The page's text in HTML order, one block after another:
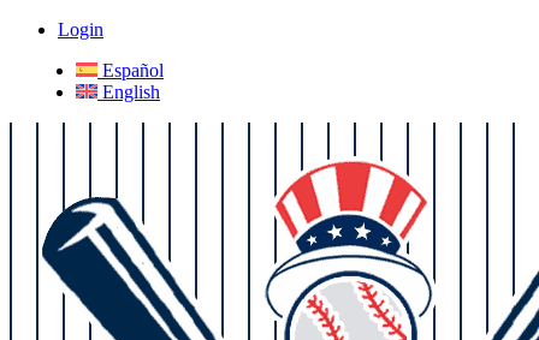
Login
Español
English